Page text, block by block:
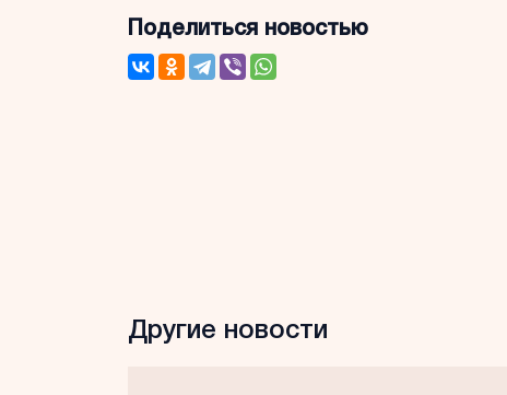
Поделиться новостью
Другие новости